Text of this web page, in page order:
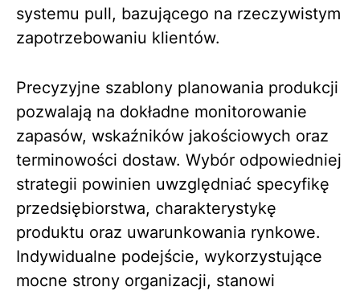
systemu pull, bazującego na rzeczywistym
zapotrzebowaniu klientów.
Precyzyjne szablony planowania produkcji
pozwalają na dokładne monitorowanie
zapasów, wskaźników jakościowych oraz
terminowości dostaw. Wybór odpowiedniej
strategii powinien uwzględniać specyfikę
przedsiębiorstwa, charakterystykę
produktu oraz uwarunkowania rynkowe.
Indywidualne podejście, wykorzystujące
mocne strony organizacji, stanowi